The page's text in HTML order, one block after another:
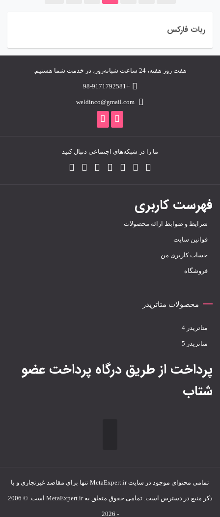
ربات فارکس
هفت روز هفته، 24 ساعت شبانه‌روز، در خدمت شما هستیم.
+98-9171792581
weldinco@gmail.com
ما را در شبکه‌های اجتماعی دنبال کنید
فهرست کاربری
شرایط و ضوابط ارائه محصولات
قوانین سایت
حساب کاربری من
فروشگاه
محصولات متاتریدر
متاتريدر 4
متاتريدر 5
پرداخت از طریق درگاه پرداخت عضو
شتاب
تمامی محتوای موجود در سایت MetaExpert.ir تنها برای مقاصد غیرتجاری و با
ذکر منبع در دسترس است. تمامی حقوق متعلق به MetaExpert.ir است. © 2006
- 2026